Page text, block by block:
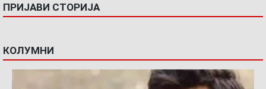
ПРИЈАВИ СТОРИЈА
КОЛУМНИ